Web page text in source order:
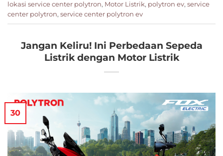
lokasi service center polytron, Motor Listrik, polytron ev, service
center polytron, service center polytron ev
Jangan Keliru! Ini Perbedaan Sepeda
Listrik dengan Motor Listrik
30